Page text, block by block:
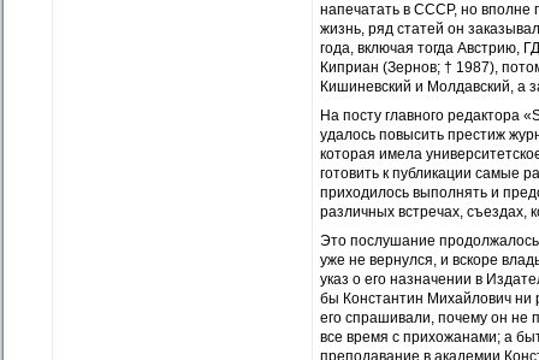
напечатать в СССР, но вполне
жизнь, ряд статей он
года, включая тогда Австрию,
Киприан (Зернов; † 1987),
Кишиневский и Молдавский, а
На посту главного редактора
удалось повысить престиж
которая имела
готовить к публикации самые
приходилось выполнять и
различных встречах, съездах,
Это послушание
уже не вернулся, и вскоре
указ о его назначении в
бы Константин Михайлович ни
его спрашивали, почему он не
все время с прихожанами; а
преподавание в академии